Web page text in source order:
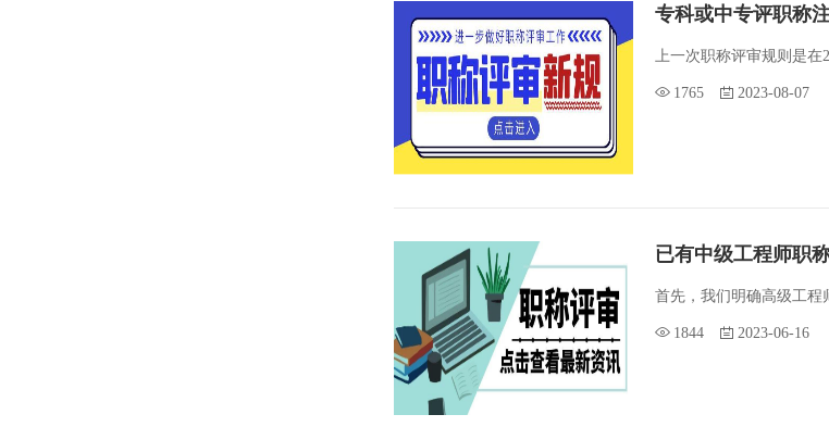
专科或中专评职称
上一次职称评审规则是在
1765 2023-08-07
已有中级工程师职
首先，我们明确高级工程
1844 2023-06-16